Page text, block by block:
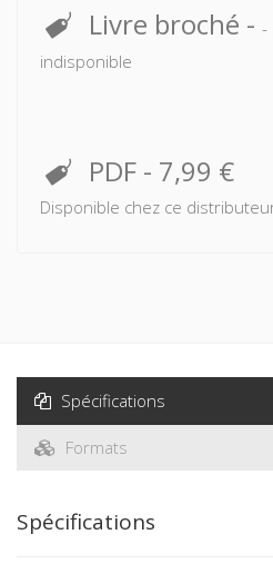
Livre broché - -
indisponible
PDF - 7,99 €
Disponible chez ce
Spécifications
Formats
Spécifications